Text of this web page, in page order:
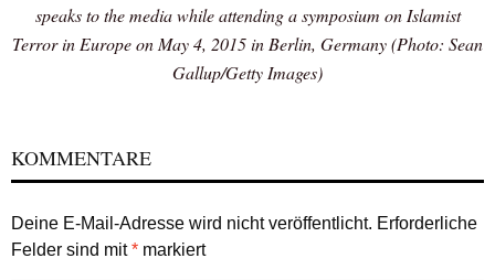
speaks to the media while attending a symposium on Islamist
Terror in Europe on May 4, 2015 in Berlin, Germany (Photo: Sean
Gallup/Getty Images)
KOMMENTARE
Deine E-Mail-Adresse wird nicht veröffentlicht. Erforderliche
Felder sind mit* markiert